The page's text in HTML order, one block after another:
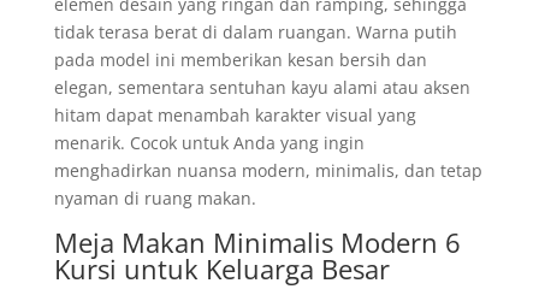
tidak terasa berat di dalam ruangan. Warna putih
pada model ini memberikan kesan bersih dan
elegan, sementara sentuhan kayu alami atau aksen
hitam dapat menambah karakter visual yang
menarik. Cocok untuk Anda yang ingin
menghadirkan nuansa modern, minimalis, dan tetap
nyaman di ruang makan.
Meja Makan Minimalis Modern 6
Kursi untuk Keluarga Besar